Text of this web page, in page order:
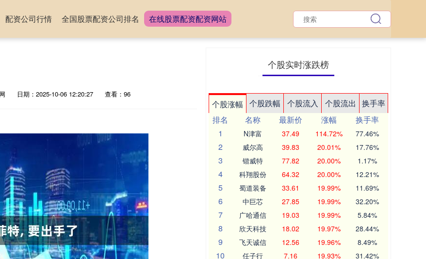
配资公司行情 全国股票配资公司排名 在线股票配资配资网站
日期：2025-10-06 12:20:27 查看：96
个股实时涨跌榜
个股涨幅 个股跌幅 个股流入 个股流出
换手率
排名
名称 最新价 涨幅
换手率
1
N津富 37.49 114.72% 77.46%
2 威尔高 39.83 20.01% 17.76%
3 锴威特 77.82 20.00% 1.17%
4 科翔股份 64.32 20.00% 12.21%
5 蜀道装备 33.61 19.99% 11.69%
6 中巨芯 27.85 19.99% 32.20%
7 广哈通信 19.03 19.99% 5.84%
8 欣天科技 18.02 19.97% 28.44%
9 飞天诚信 12.56 19.96% 8.49%
10 任子行 7.16 19.93% 31.42%